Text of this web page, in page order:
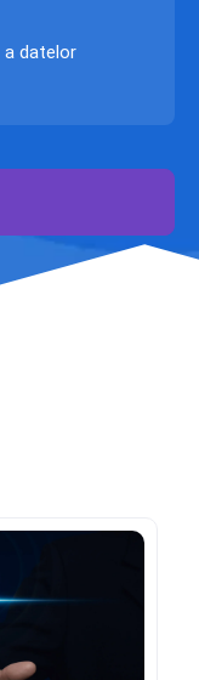
a datelor